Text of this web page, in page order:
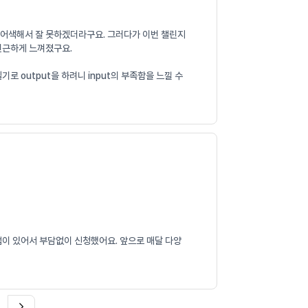
색해서 잘 못하겠더라구요. 그러다가 이번 챌린지
하게 느껴졌구요.
기로 output을 하려니 input의 부족함을 느낄 수
있어서 부담없이 신청했어요. 앞으로 매달 다양